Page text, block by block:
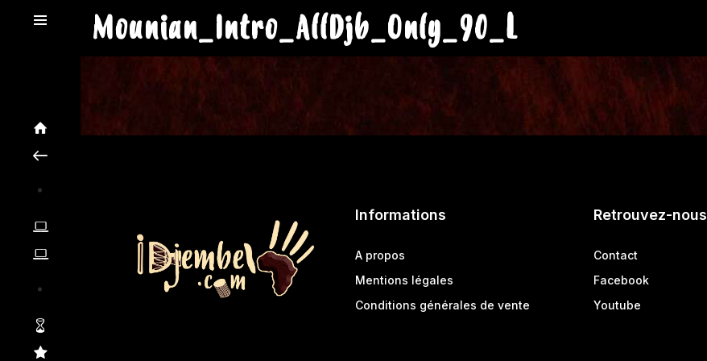
Mounian_Intro_AllDjb_Only_90_L
Informations
A propos
Mentions légales
Conditions générales de vente
Retrouvez-nous
Contact
Facebook
Youtube